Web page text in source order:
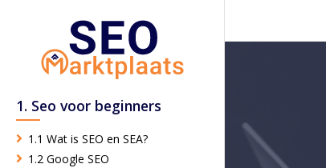
1. Seo voor beginners
1.1 Wat is SEO en SEA?
1.2 Google SEO